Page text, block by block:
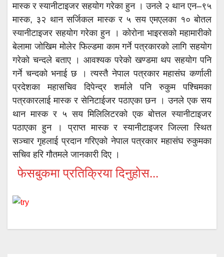
मास्क र स्यानीटाइजर सहयोग गरेका हुन । उनले २ थान एन–९५
मास्क, ३२ थान सर्जिकल मास्क र ५ सय एमएलका १० बोतल
स्यानीटाइजर सहयोग गरेका हुन । कोरोना भाइरसको महामारीको
बेलामा जोखिम मोलेर फिल्डमा काम गर्ने पत्रकारको लागि सहयोग
गरेको चन्दले बताए । आवश्यक परेको खण्डमा थप सहयोग पनि
गर्ने चन्दको भनाई छ । त्यस्तै नेपाल पत्रकार महासंघ कर्णाली
प्रदेशका महासचिव दिपेन्द्र शर्माले पनि रुकुम पश्चिमका
पत्रकारलाई मास्क र सेनिटाईजर पठाएका छन । उनले एक सय
थान मास्क र ५ सय मिलिलिटरको एक बोत्तल स्यानीटाइजर
पठाएका हुन । प्राप्त मास्क र स्यानीटाइजर जिल्ला स्थित
सञ्चार गृहलाई प्रदान गरिएको नेपाल पत्रकार महासंघ रुकुमका
सचिव हरि गौतमले जानकारी दिए ।
फेसबुकमा प्रतिक्रिया दिनुहोस...